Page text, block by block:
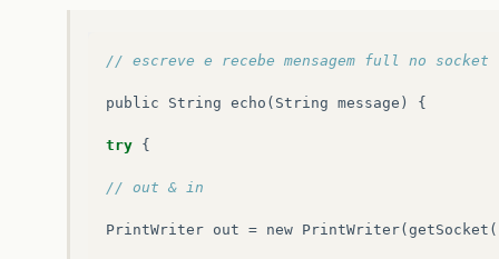
// escreve e recebe mensagem full no
public String echo ( String message ) {
try {
// out & in
PrintWriter out = new PrintWriter( getSocket